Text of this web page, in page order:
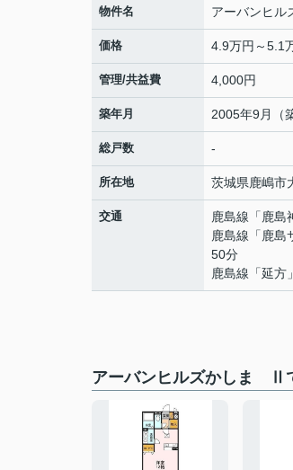
物件名 アーバンヒ
価格 4.9万円～5.1
管理/共益費 4,000円
築年月 2005年9月（
総戸数 -
所在地 茨城県鹿嶋市
交通 鹿島線 「 鹿島
鹿島線 「 鹿島
50分
鹿島線 「延方
アーバンヒルズかしま Ⅱ